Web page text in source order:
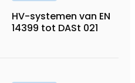
HV-systemen van EN
14399 tot DASt 021